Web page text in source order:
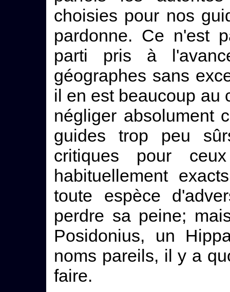
choisies pour nos
pardonne. Ce n'est
parti pris à
géographes sans
il en est beaucoup au
négliger absolument
guides trop peu
critiques pour
habituellement
toute espèce
perdre sa peine;
Posidonius, un
noms pareils, il y a
faire.